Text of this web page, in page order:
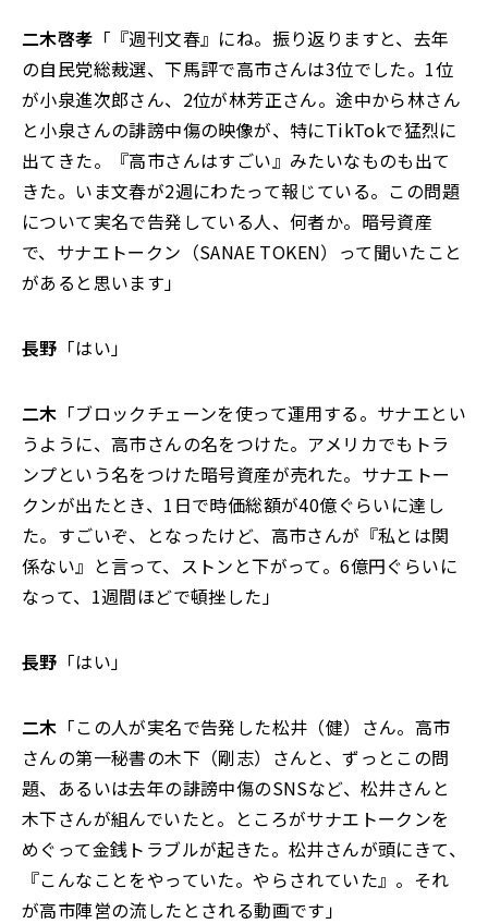
二木啓孝 「『週刊文春』にね。振り返りますと、去年
の自民党総裁選、下馬評で高市さんは3位でした。1位
が小泉進次郎さん、2位が林芳正さん。途中から林さん
と小泉さんの誹謗中傷の映像が、特にTikTokで猛烈に
出てきた。『高市さんはすごい』みたいなものも出て
きた。いま文春が2週にわたって報じている。この問題
について実名で告発している人、何者か。暗号資産
で、サナエトークン（SANAE TOKEN）って聞いたこと
があると思います」
長野 「はい」
二木 「ブロックチェーンを使って運用する。サナエとい
うように、高市さんの名をつけた。アメリカでもトラ
ンプという名をつけた暗号資産が売れた。サナエトー
クンが出たとき、1日で時価総額が40億ぐらいに達し
た。すごいぞ、となったけど、高市さんが『私とは関
係ない』と言って、ストンと下がって。6億円ぐらいに
なって、1週間ほどで頓挫した」
長野 「はい」
二木 「この人が実名で告発した松井（健）さん。高市
さんの第一秘書の木下（剛志）さんと、ずっとこの問
題、あるいは去年の誹謗中傷のSNSなど、松井さんと
木下さんが組んでいたと。ところがサナエトークンを
めぐって金銭トラブルが起きた。松井さんが頭にきて、
『こんなことをやっていた。やらされていた』。それ
が高市陣営の流したとされる動画です」